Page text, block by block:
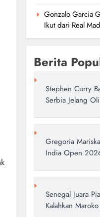
Gonzalo Garcia
Ikut dari Real
Berita
Stephen Curry
Serbia Jelang
Gregoria
India Open
Senegal Juara
Kalahkan